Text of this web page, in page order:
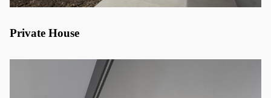
Private House